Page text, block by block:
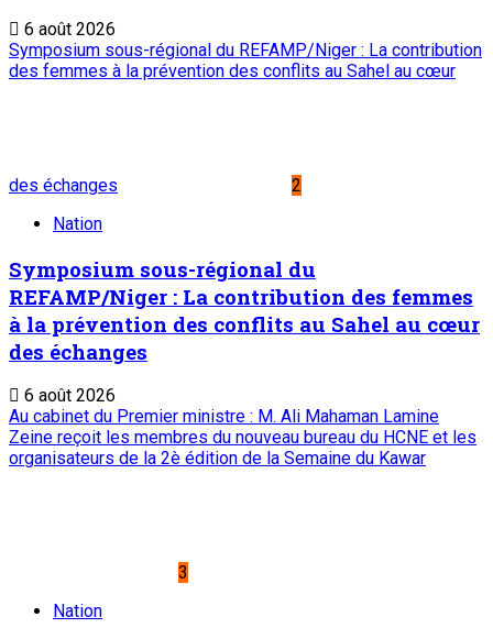
6 août 2026
Symposium sous-régional du REFAMP/Niger : La contribution
des femmes à la prévention des conflits au Sahel au cœur
des échanges
2
Nation
Symposium sous-régional du
REFAMP/Niger : La contribution des femmes
à la prévention des conflits au Sahel au cœur
des échanges
6 août 2026
Au cabinet du Premier ministre : M. Ali Mahaman Lamine
Zeine reçoit les membres du nouveau bureau du HCNE et les
organisateurs de la 2è édition de la Semaine du Kawar
3
Nation